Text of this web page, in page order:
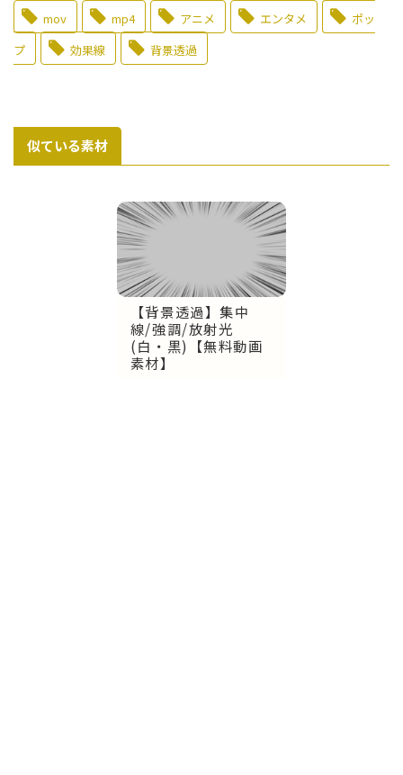
mov mp4 アニメ エンタメ
ポッ
プ
効果線 背景透過
似ている素材
【背景透過】集中
線/強調/放射光
(白・黒)【無料動画
素材】